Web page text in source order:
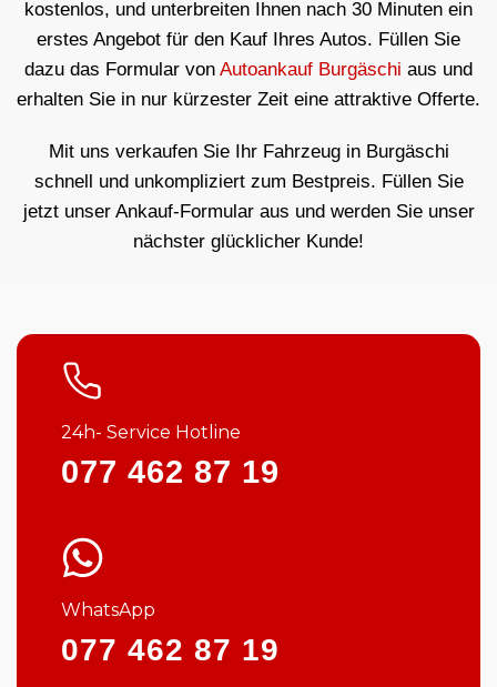
kostenlos, und unterbreiten Ihnen nach 30 Minuten ein
erstes Angebot für den Kauf Ihres Autos. Füllen Sie
dazu das Formular von Autoankauf Burgäschi aus und
erhalten Sie in nur kürzester Zeit eine attraktive Offerte.
Mit uns verkaufen Sie Ihr Fahrzeug in Burgäschi
schnell und unkompliziert zum Bestpreis. Füllen Sie
jetzt unser Ankauf-Formular aus und werden Sie unser
nächster glücklicher Kunde!
24h- Service Hotline
077 462 87 19
WhatsApp
077 462 87 19